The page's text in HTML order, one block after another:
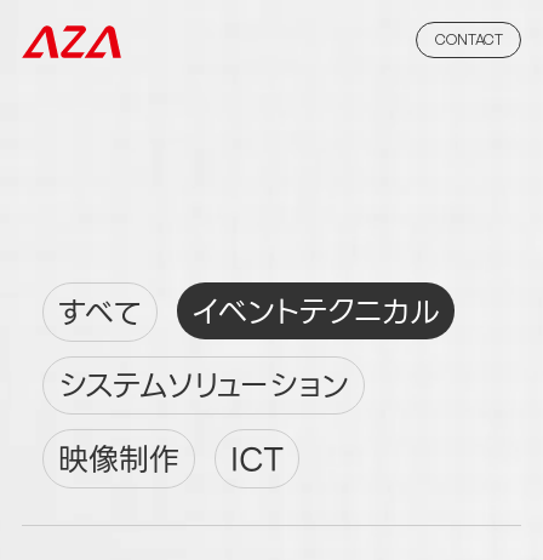
CONTACT
すべて
イベントテクニカル
システムソリューション
映像制作
ICT